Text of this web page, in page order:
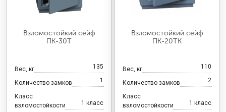
Взломостойкий сейф
ПК-30Т
Вес, кг 135
Количество замков 1
Класс
взломостойкости
1 класс
Взломостойкий сейф
ПК-20ТК
Вес, кг 110
Количество замков 2
Класс
взломостойкости
1 класс